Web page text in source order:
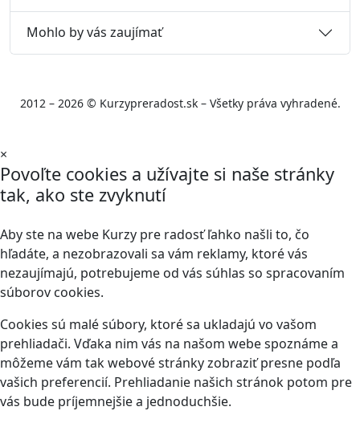
Mohlo by vás zaujímať
2012 – 2026 © Kurzypreradost.sk – Všetky práva vyhradené.
×
Povoľte cookies a užívajte si naše stránky
tak, ako ste zvyknutí
Aby ste na webe Kurzy pre radosť ľahko našli to, čo
hľadáte, a nezobrazovali sa vám reklamy, ktoré vás
nezaujímajú, potrebujeme od vás súhlas so spracovaním
súborov cookies.
Cookies sú malé súbory, ktoré sa ukladajú vo vašom
prehliadači. Vďaka nim vás na našom webe spoznáme a
môžeme vám tak webové stránky zobraziť presne podľa
vašich preferencií. Prehliadanie našich stránok potom pre
vás bude príjemnejšie a jednoduchšie.